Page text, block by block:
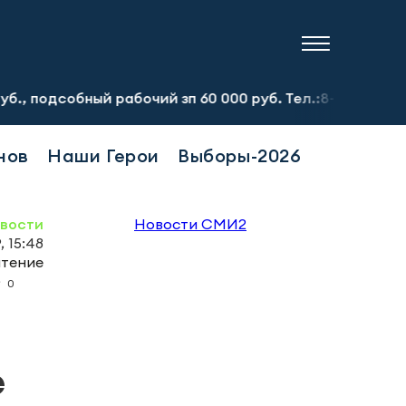
рабочий зп 60 000 руб. Тел.:8-917-913-20-71
Наши Герои Выборы-2026
15:48
0
Новости СМИ2